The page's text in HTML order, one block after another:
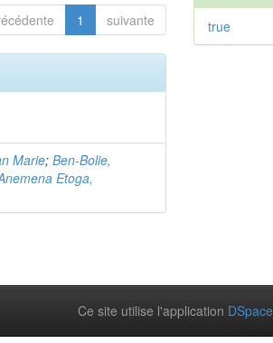
1 suivante
Marie;Ben-Bolie,
Etoga,
true
Ce site utilise l'application DSpace